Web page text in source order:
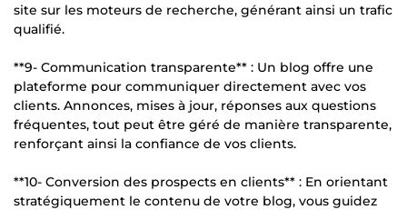
site sur les moteurs de recherche, générant ainsi un trafic
qualifié.
**9- Communication transparente** : Un blog offre une
plateforme pour communiquer directement avec vos
clients. Annonces, mises à jour, réponses aux questions
fréquentes, tout peut être géré de manière transparente,
renforçant ainsi la confiance de vos clients.
**10- Conversion des prospects en clients** : En orientant
stratégiquement le contenu de votre blog, vous guidez